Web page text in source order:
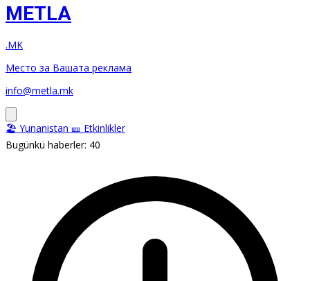
METLA
.MK
Место за Вашата реклама
info@metla.mk
🏖️ Yunanistan 🎫 Etkinlikler
Bugünkü haberler: 40